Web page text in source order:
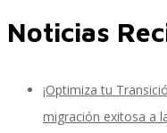
Noticias
¡Optimiza tu
migración exitosa a